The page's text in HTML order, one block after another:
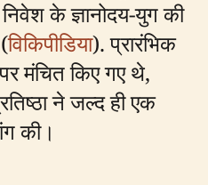
के ज्ञानोदय-युग की
विकिपीडिया). प्रारंभिक
मंचित किए गए थे,
ने जल्द ही एक
की।